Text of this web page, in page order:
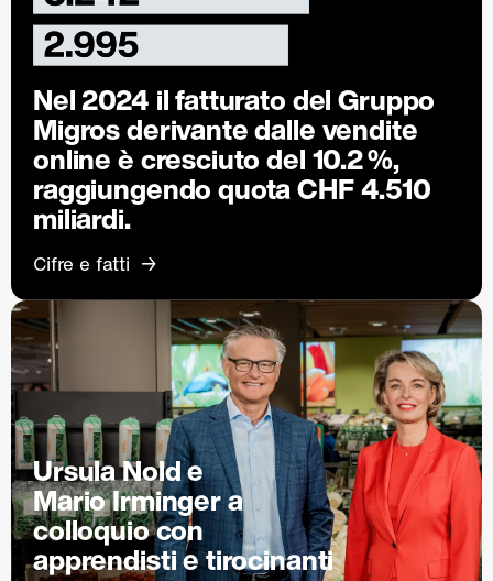
Nel 2024 il fatturato del Gruppo
Migros derivante dalle vendite
online è cresciuto del10.2 %,
raggiungendo quota CHF 4.510
miliardi.
Cifre e fatti
Ursula Nold e
Mario Irminger a
colloquio con
apprendisti e tirocinanti